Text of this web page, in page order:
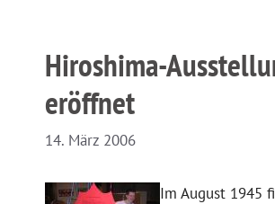
Hiroshima-
eröffnet
14. März 2006
Im August 1945